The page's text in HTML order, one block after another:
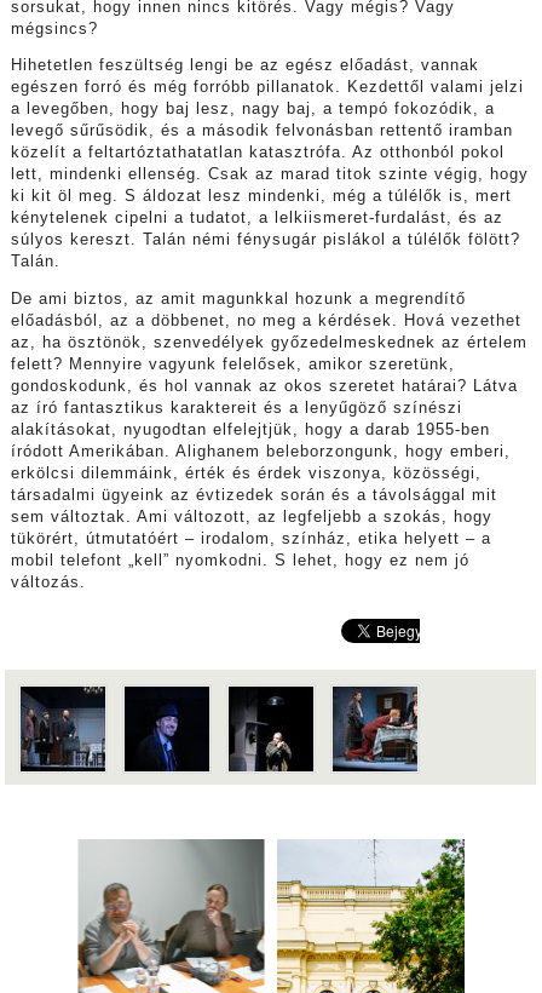
sorsukat, hogy innen nincs kitörés. Vagy mégis? Vagy
mégsincs?
Hihetetlen feszültség lengi be az egész előadást, vannak
egészen forró és még forróbb pillanatok. Kezdettől valami jelzi
a levegőben, hogy baj lesz, nagy baj, a tempó fokozódik, a
levegő sűrűsödik, és a második felvonásban rettentő iramban
közelít a feltartóztathatatlan katasztrófa. Az otthonból pokol
lett, mindenki ellenség. Csak az marad titok szinte végig, hogy
ki kit öl meg. S áldozat lesz mindenki, még a túlélők is, mert
kénytelenek cipelni a tudatot, a lelkiismeret-furdalást, és az
súlyos kereszt. Talán némi fénysugár pislákol a túlélők fölött?
Talán.
De ami biztos, az amit magunkkal hozunk a megrendítő
előadásból, az a döbbenet, no meg a kérdések. Hová vezethet
az, ha ösztönök, szenvedélyek győzedelmeskednek az értelem
felett? Mennyire vagyunk felelősek, amikor szeretünk,
gondoskodunk, és hol vannak az okos szeretet határai? Látva
az író fantasztikus karaktereit és a lenyűgöző színészi
alakításokat, nyugodtan elfelejtjük, hogy a darab 1955-ben
íródott Amerikában. Alighanem beleborzongunk, hogy emberi,
erkölcsi dilemmáink, érték és érdek viszonya, közösségi,
társadalmi ügyeink az évtizedek során és a távolsággal mit
sem változtak. Ami változott, az legfeljebb a szokás, hogy
tükörért, útmutatóért – irodalom, színház, etika helyett – a
mobil telefont „kell” nyomkodni. S lehet, hogy ez nem jó
változás.